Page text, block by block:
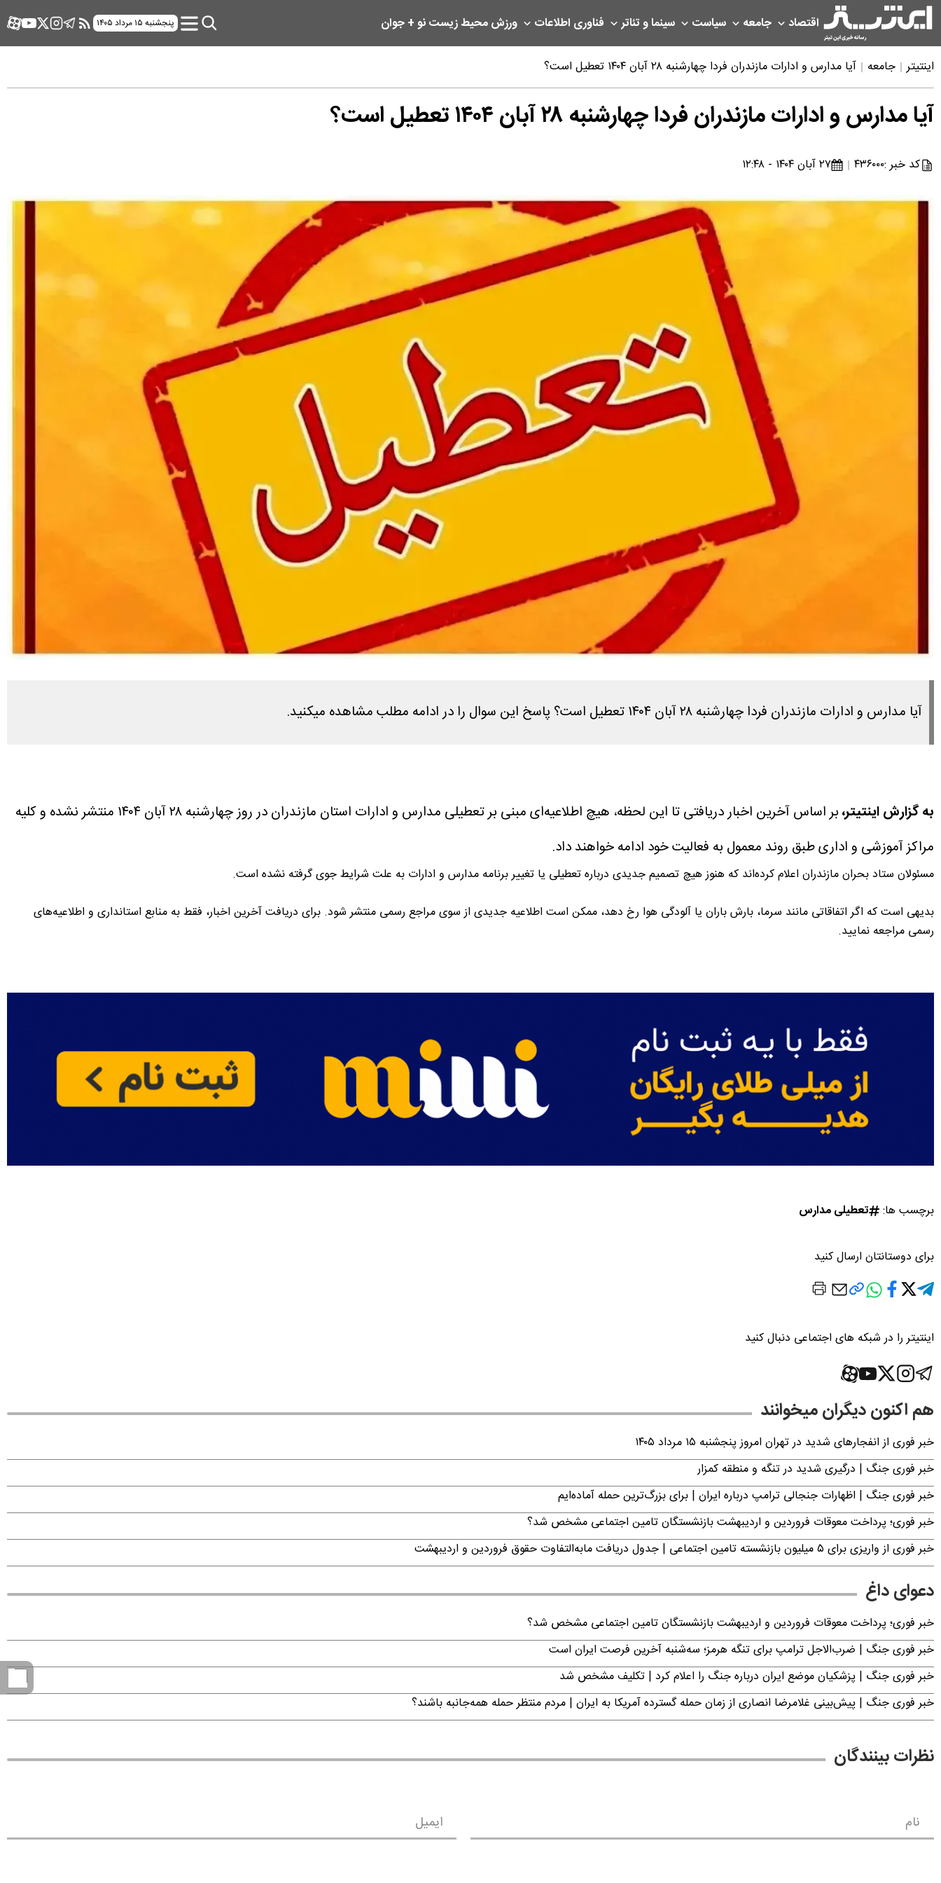
اقتصاد جامعه سیاست سینما و تئاتر فناوری اطلاعات ورزشمحیط زیستنو + جوان پنجشنبه ۱۵ مرداد ۱۴۰۵
اینتیتر جامعه آیا مدارس و ادارات مازندران فردا چهارشنبه ۲۸ آبان ۱۴۰۴ تعطیل است؟
آیا مدارس و ادارات مازندران فردا چهارشنبه ۲۸ آبان ۱۴۰۴ تعطیل است؟
کد خبر :۴۳۶۰۰۰ ۲۷ آبان ۱۴۰۴ - ۱۲:۴۸
آیا مدارس و ادارات مازندران فردا چهارشنبه ۲۸ آبان ۱۴۰۴ تعطیل است؟ پاسخ این سوال را در ادامه مطلب مشاهده میکنید.
به گزارش اینتیتر،
بر اساس آخرین اخبار دریافتی تا این لحظه، هیچ اطلاعیه‌ای مبنی بر تعطیلی مدارس و ادارات استان مازندران در روز چهارشنبه ۲۸ آبان ۱۴۰۴ منتشر نشده و کلیه
مراکز آموزشی و اداری طبق روند معمول به فعالیت خود ادامه خواهند داد.
مسئولان ستاد بحران مازندران اعلام کرده‌اند که هنوز هیچ تصمیم جدیدی درباره تعطیلی یا تغییر برنامه مدارس و ادارات به علت شرایط جوی گرفته نشده است.
بدیهی است که اگر اتفاقاتی مانند سرما، بارش باران یا آلودگی هوا رخ دهد، ممکن است اطلاعیه جدیدی از سوی مراجع رسمی منتشر شود. برای دریافت آخرین اخبار، فقط به منابع استانداری و اطلاعیه‌های
رسمی مراجعه نمایید.
برچسب ها: تعطیلی مدارس
برای دوستانتان ارسال کنید
اینتیتر را در شبکه های اجتماعی دنبال کنید
هم اکنون دیگران میخوانند
خبر فوری از انفجارهای شدید در تهران امروز پنجشنبه ۱۵ مرداد ۱۴۰۵
خبر فوری جنگ | درگیری شدید در تنگه و منطقه کمزار
خبر فوری جنگ | اظهارات جنجالی ترامپ درباره ایران | برای بزرگ‌ترین حمله آماده‌ایم
خبر فوری؛ پرداخت معوقات فروردین و اردیبهشت بازنشستگان تامین اجتماعی مشخص شد؟
خبر فوری از واریزی برای ۵ میلیون‌ بازنشسته تامین اجتماعی | جدول دریافت مابه‌التفاوت حقوق فروردین و اردیبهشت
دعوای داغ
خبر فوری؛ پرداخت معوقات فروردین و اردیبهشت بازنشستگان تامین اجتماعی مشخص شد؟
خبر فوری جنگ | ضرب‌الاجل ترامپ برای تنگه هرمز؛ سه‌شنبه آخرین فرصت ایران است
خبر فوری جنگ | پزشکیان موضع ایران درباره جنگ را اعلام کرد | تکلیف مشخص شد
خبر فوری جنگ | پیش‌بینی غلامرضا انصاری از زمان حمله گسترده آمریکا به ایران | مردم منتظر حمله همه‌جانبه باشند؟
نظرات بینندگان
نام ایمیل